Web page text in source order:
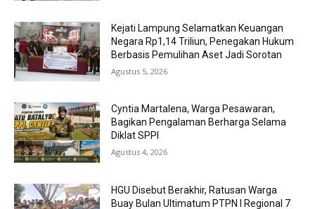
Kejati Lampung Selamatkan Keuangan
Negara Rp1,14 Triliun, Penegakan Hukum
Berbasis Pemulihan Aset Jadi Sorotan
Agustus 5, 2026
Cyntia Martalena, Warga Pesawaran,
Bagikan Pengalaman Berharga Selama
Diklat SPPI
Agustus 4, 2026
HGU Disebut Berakhir, Ratusan Warga
Buay Bulan Ultimatum PTPN I Regional 7